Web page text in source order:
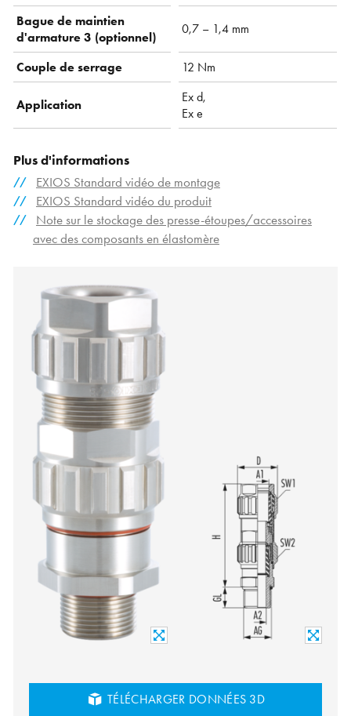
Bague de maintien
d'armature 3 ( optionnel)
0,7 – 1,4 mm
Couple de serrage 12 Nm
Application
Ex d,
Ex e
Plus d'informations
EXIOS Standard vidéo de montage
EXIOS Standard vidéo du produit
Note sur le stockage des presse-étoupes/accessoires
avec des composants en élastomère
TÉLÉCHARGER DONNÉES 3D